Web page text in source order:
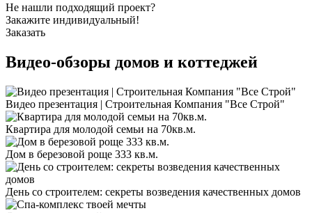
Не нашли подходящий проект?
Закажите индивидуальный!
Заказать
Видео-обзоры домов и коттеджей
Видео презентация | Строительная Компания "Все Строй"
Квартира для молодой семьи на 70кв.м.
Дом в березовой роще 333 кв.м.
День со строителем: секреты возведения качественных домов